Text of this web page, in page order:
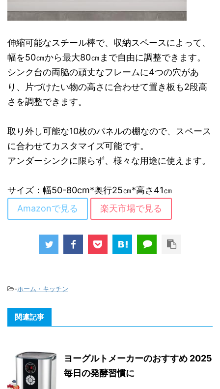
伸縮可能なスチール棒で、収納スペースによって、
幅を50㎝から最大80㎝まで自由に調整できます。
シンク台の両脇の頑丈なフレームに4つの穴があ
り、片づけたい物の高さに合わせて置き板も2段高
さを調整できます。
取り外し可能な10枚のパネルの棚なので、スペース
に合わせてカスタマイズ可能です。
アンダーシンクに限らず、様々な用途に使えます。
サイズ：幅50-80cm*奥行25㎝*高さ41㎝
Amazonで見る
楽天市場で見る
-ホーム・キッチン
関連記事
ヨーグルトメーカーのおすすめ 2025
毎日の発酵習慣に